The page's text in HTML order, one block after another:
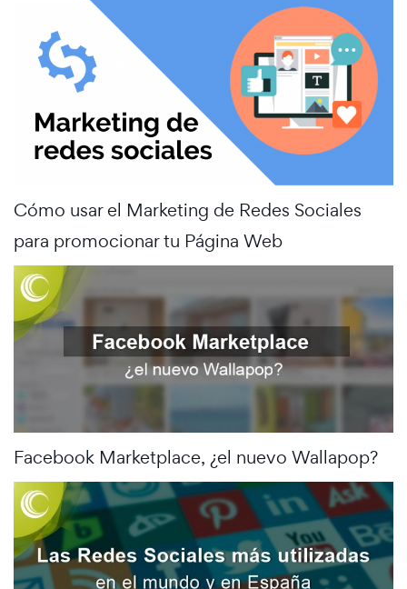
Cómo usar el Marketing de Redes Sociales
para promocionar tu Página Web
Facebook Marketplace, ¿el nuevo Wallapop?